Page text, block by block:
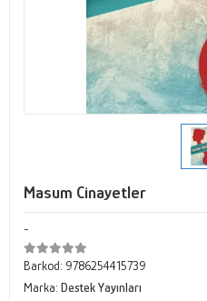
Masum Cinayetler
-
Barkod: 9786254415739
Marka: Destek Yayınları